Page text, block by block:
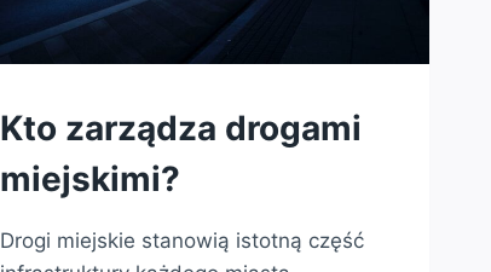
Kto zarządza drogami
miejskimi?
Drogi miejskie stanowią istotną część